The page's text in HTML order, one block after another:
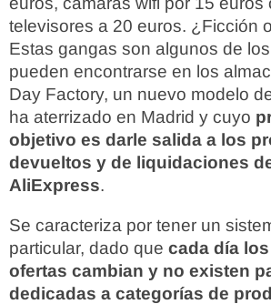
televisores a 20 euros. ¿Ficción
Estas gangas son algunos de
pueden encontrarse en los
Day Factory, un nuevo modelo
ha aterrizado en Madrid y cuyo
objetivo es darle salida a los
devueltos y de liquidaciones
AliExpress.
Se caracteriza por tener un
particular, dado que cada día
ofertas cambian y no existen
dedicadas a categorías de